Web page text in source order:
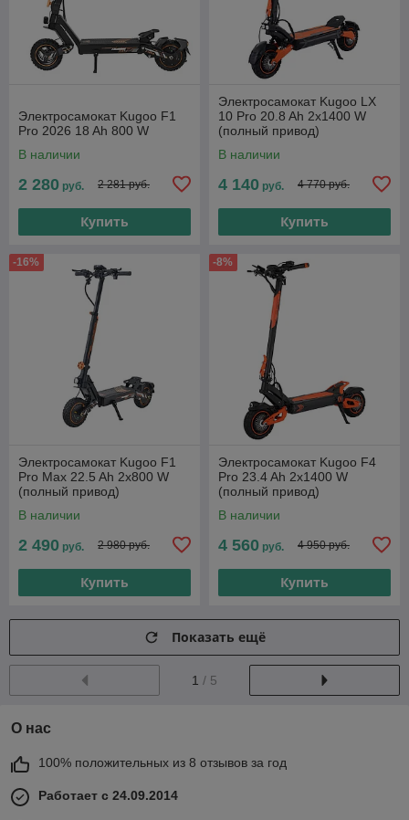
Электросамокат Kugoo F1
Pro 2026 18 Ah 800 W
В наличии
2 280 руб. 2 281 руб.
Купить
Электросамокат Kugoo LX
10 Pro 20.8 Ah 2x1400 W
(полный привод)
В наличии
4 140 руб. 4 770 руб.
Купить
-16%
Электросамокат Kugoo F1
Pro Max 22.5 Ah 2x800 W
(полный привод)
В наличии
2 490 руб. 2 980 руб.
Купить
-8%
Электросамокат Kugoo F4
Pro 23.4 Ah 2x1400 W
(полный привод)
В наличии
4 560 руб. 4 950 руб.
Купить
Показать ещё
1 / 5
О нас
100% положительных из 8 отзывов за год
Работает с 24.09.2014